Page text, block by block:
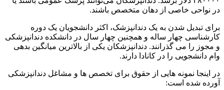
در نواحی خاصی از دهان متخصص باشند.
برای تبدیل شدن به یک دندانپزشک، اکثر دانشجویان یک دوره
کارشناسی چهار ساله و همچنین چهار سال در دانشکده دندانپزشکی
و مجوز را می گذرانند. دندانپزشکان یکی از بالاترین میانگین بدهی
وام دانشجویی را در کانادا دارند.
در اینجا نمونه هایی از حقوق برای تخصص ها و مشاغل دندانپزشکی
آورده شده است: